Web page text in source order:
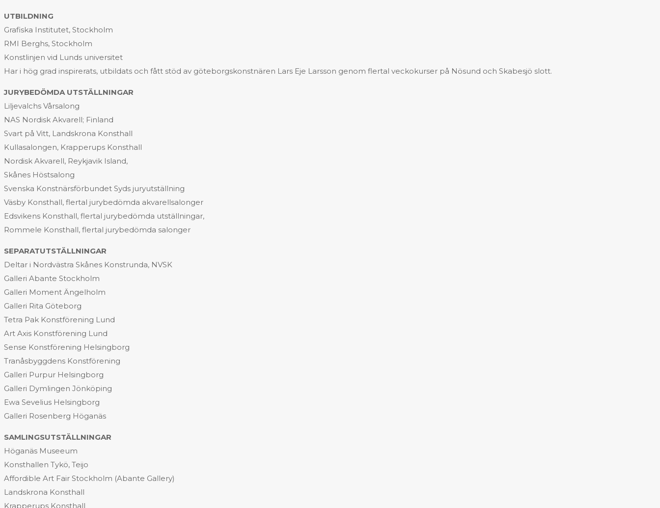
UTBILDNING
Grafiska Institutet, Stockholm
RMI Berghs, Stockholm
Konstlinjen vid Lunds universitet
Har i hög grad inspirerats, utbildats och fått stöd av göteborgskonstnären Lars Eje Larsson genom flertal veckokurser på Nösund och Skabesjö slott.
JURYBEDÖMDA UTSTÄLLNINGAR
Liljevalchs Vårsalong
NAS Nordisk Akvarell; Finland
Svart på Vitt, Landskrona Konsthall
Kullasalongen, Krapperups Konsthall
Nordisk Akvarell, Reykjavik Island,
Skånes Höstsalong
Svenska Konstnärsförbundet Syds juryutställning
Väsby Konsthall, flertal jurybedömda akvarellsalonger
Edsvikens Konsthall, flertal jurybedömda utställningar,
Rommele Konsthall, flertal jurybedömda salonger
SEPARATUTSTÄLLNINGAR
Deltar i Nordvästra Skånes Konstrunda, NVSK
Galleri Abante Stockholm
Galleri Moment Ängelholm
Galleri Rita Göteborg
Tetra Pak Konstförening Lund
Art Axis Konstförening Lund
Sense Konstförening Helsingborg
Tranåsbyggdens Konstförening
Galleri Purpur Helsingborg
Galleri Dymlingen Jönköping
Ewa Sevelius Helsingborg
Galleri Rosenberg Höganäs
SAMLINGSUTSTÄLLNINGAR
Höganäs Museeum
Konsthallen Tykö, Teijo
Affordible Art Fair Stockholm (Abante Gallery)
Landskrona Konsthall
Krapperups Konsthall